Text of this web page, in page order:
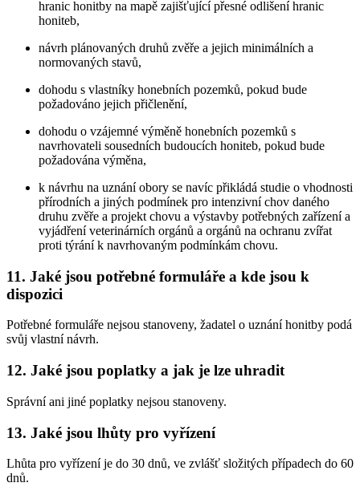
hranic honitby na mapě zajišťující přesné odlišení hranic
honiteb,
návrh plánovaných druhů zvěře a jejich minimálních a
normovaných stavů,
dohodu s vlastníky honebních pozemků, pokud bude
požadováno jejich přičlenění,
dohodu o vzájemné výměně honebních pozemků s
navrhovateli sousedních budoucích honiteb, pokud bude
požadována výměna,
k návrhu na uznání obory se navíc přikládá studie o vhodnosti
přírodních a jiných podmínek pro intenzivní chov daného
druhu zvěře a projekt chovu a výstavby potřebných zařízení a
vyjádření veterinárních orgánů a orgánů na ochranu zvířat
proti týrání k navrhovaným podmínkám chovu.
11. Jaké jsou potřebné formuláře a kde jsou k
dispozici
Potřebné formuláře nejsou stanoveny, žadatel o uznání honitby podá
svůj vlastní návrh.
12. Jaké jsou poplatky a jak je lze uhradit
Správní ani jiné poplatky nejsou stanoveny.
13. Jaké jsou lhůty pro vyřízení
Lhůta pro vyřízení je do 30 dnů, ve zvlášť složitých případech do 60
dnů.